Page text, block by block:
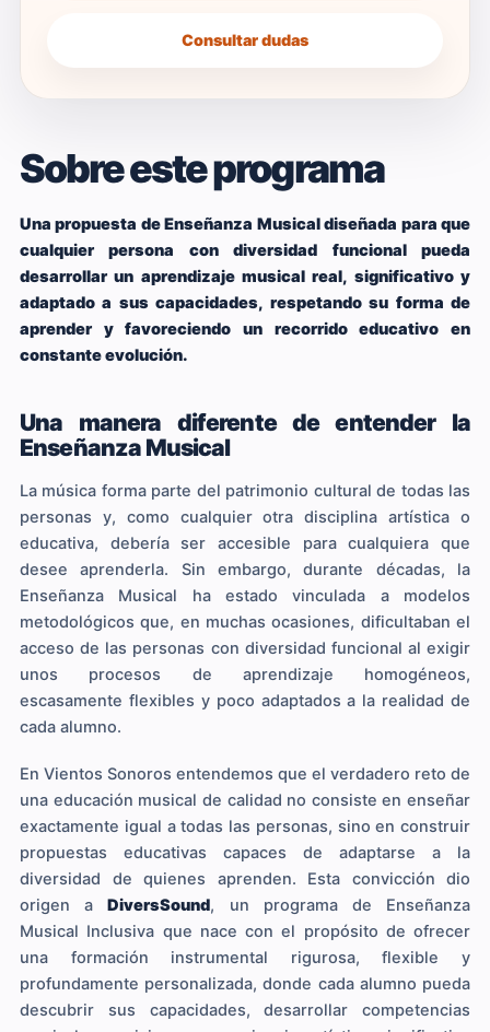
Consultar dudas
Sobre este programa
Una propuesta de Enseñanza Musical diseñada para que
cualquier persona con diversidad funcional pueda
desarrollar un aprendizaje musical real, significativo y
adaptado a sus capacidades, respetando su forma de
aprender y favoreciendo un recorrido educativo en
constante evolución.
Una manera diferente de entender la
Enseñanza Musical
La música forma parte del patrimonio cultural de todas las
personas y, como cualquier otra disciplina artística o
educativa, debería ser accesible para cualquiera que
desee aprenderla. Sin embargo, durante décadas, la
Enseñanza Musical ha estado vinculada a modelos
metodológicos que, en muchas ocasiones, dificultaban el
acceso de las personas con diversidad funcional al exigir
unos procesos de aprendizaje homogéneos,
escasamente flexibles y poco adaptados a la realidad de
cada alumno.
En Vientos Sonoros entendemos que el verdadero reto de
una educación musical de calidad no consiste en enseñar
exactamente igual a todas las personas, sino en construir
propuestas educativas capaces de adaptarse a la
diversidad de quienes aprenden. Esta convicción dio
origen aDiversSound, un programa de Enseñanza
Musical Inclusiva que nace con el propósito de ofrecer
una formación instrumental rigurosa, flexible y
profundamente personalizada, donde cada alumno pueda
descubrir sus capacidades, desarrollar competencias